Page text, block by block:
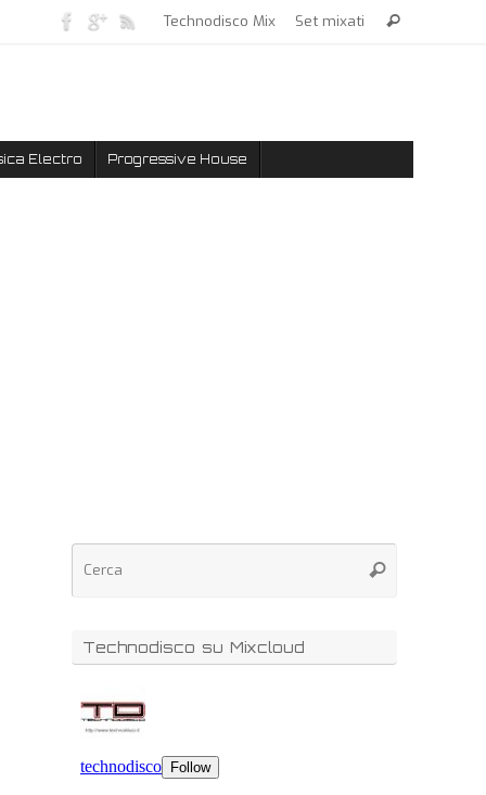
Technodisco Mix Set mixati
Electro Progressive House
Technodisco su Mixcloud